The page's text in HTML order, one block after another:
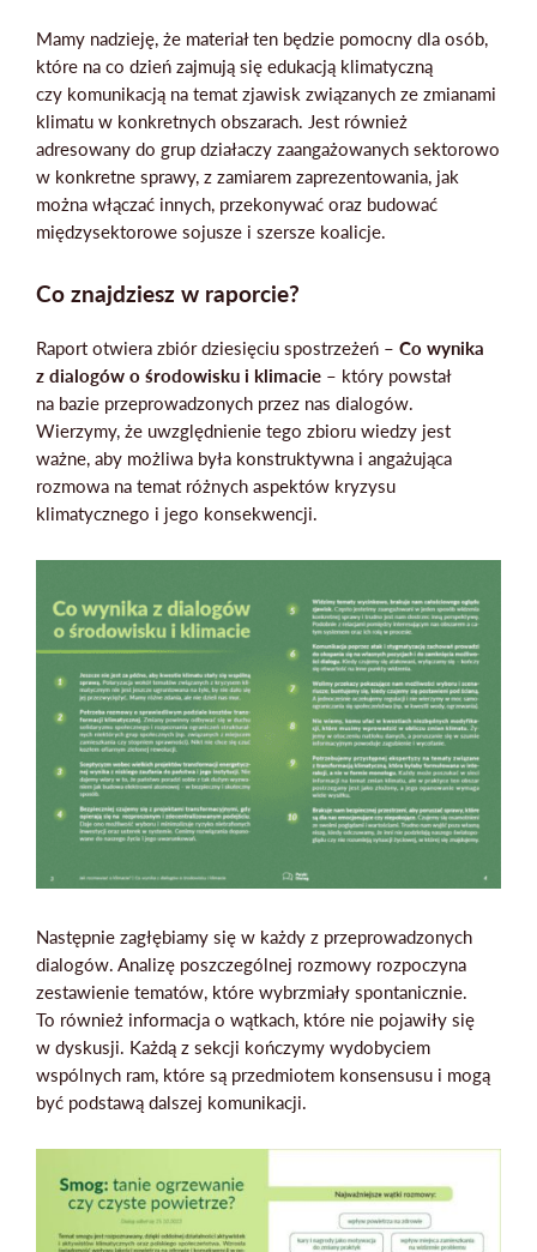
Mamy nadzieję, że materiał ten będzie pomocny dla osób,
które na co dzień zajmują się edukacją klimatyczną
czy komunikacją na temat zjawisk związanych ze zmianami
klimatu w konkretnych obszarach. Jest również
adresowany do grup działaczy zaangażowanych sektorowo
w konkretne sprawy, z zamiarem zaprezentowania, jak
można włączać innych, przekonywać oraz budować
międzysektorowe sojusze i szersze koalicje.
Co znajdziesz w raporcie?
Raport otwiera zbiór dziesięciu spostrzeżeń – Co wynika
z dialogów o środowisku i klimacie – który powstał
na bazie przeprowadzonych przez nas dialogów.
Wierzymy, że uwzględnienie tego zbioru wiedzy jest
ważne, aby możliwa była konstruktywna i angażująca
rozmowa na temat różnych aspektów kryzysu
klimatycznego i jego konsekwencji.
Następnie zagłębiamy się w każdy z przeprowadzonych
dialogów. Analizę poszczególnej rozmowy rozpoczyna
zestawienie tematów, które wybrzmiały spontanicznie.
To również informacja o wątkach, które nie pojawiły się
w dyskusji. Każdą z sekcji kończymy wydobyciem
wspólnych ram, które są przedmiotem konsensusu i mogą
być podstawą dalszej komunikacji.